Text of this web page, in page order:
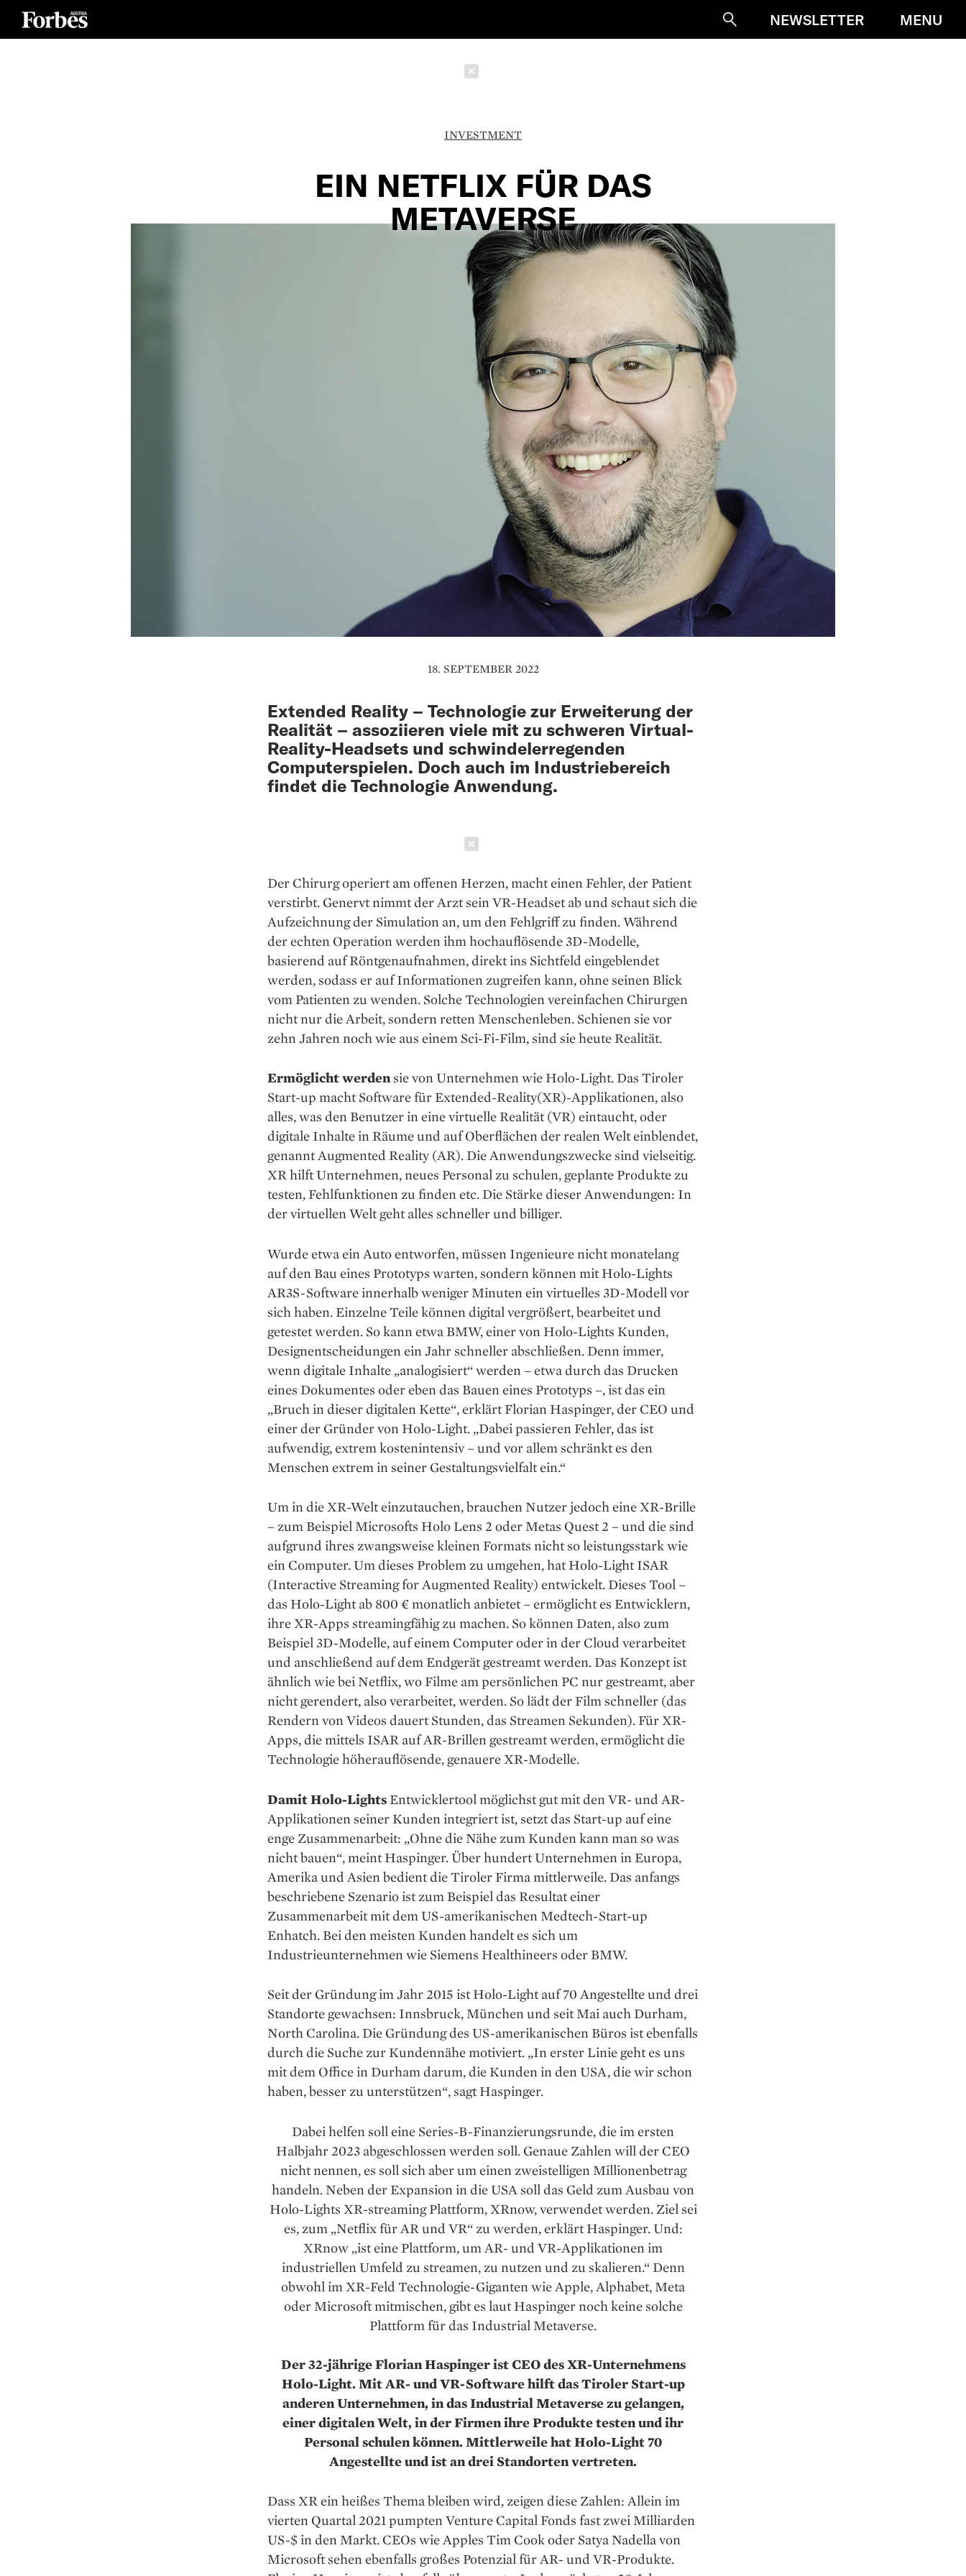
SucheNEWSLETTER MENU
INVESTMENT
EIN NETFLIX FÜR DAS
METAVERSE
18. SEPTEMBER 2022
Extended Reality – Technologie zur Erweiterung der
Realität – assoziieren viele mit zu schweren Virtual-
Reality-Headsets und schwindelerregenden
Computerspielen. Doch auch im Industriebereich
findet die Technologie Anwendung.
Der Chirurg operiert am offenen Herzen, macht einen Fehler, der Patient
verstirbt. Genervt nimmt der Arzt sein VR-Headset ab und schaut sich die
Aufzeichnung der Simulation an, um den Fehlgriff zu finden. Während
der echten Operation werden ihm hochauflösende 3D-Modelle,
basierend auf Röntgenaufnahmen, direkt ins Sichtfeld eingeblendet
werden, sodass er auf Informationen zugreifen kann, ohne seinen Blick
vom Patienten zu wenden. Solche Technologien vereinfachen Chirurgen
nicht nur die Arbeit, sondern retten Menschenleben. Schienen sie vor
zehn Jahren noch wie aus einem Sci-Fi-Film, sind sie heute Realität.
Ermöglicht werdensie von Unternehmen wie Holo-Light. Das Tiroler
Start-up macht Software für Extended-Reality(XR)-Applikationen, also
alles, was den Benutzer in eine virtuelle Realität (VR) eintaucht, oder
digitale Inhalte in Räume und auf Oberflächen der realen Welt einblendet,
genannt Augmented Reality (AR). Die Anwendungszwecke sind vielseitig.
XR hilft Unternehmen, neues Personal zu schulen, geplante Produkte zu
testen, Fehlfunktionen zu finden etc. Die Stärke dieser Anwendungen: In
der virtuellen Welt geht alles schneller und billiger.
Wurde etwa ein Auto entworfen, müssen Ingenieure nicht monatelang
auf den Bau eines Prototyps warten, sondern können mit Holo-Lights
AR3S-Software innerhalb weniger Minuten ein virtuelles 3D-Modell vor
sich haben. Einzelne Teile können digital vergrößert, bearbeitet und
getestet werden. So kann etwa BMW, einer von Holo-Lights Kunden,
Designentscheidungen ein Jahr schneller abschließen. Denn immer,
wenn digitale Inhalte „analogisiert“ werden – etwa durch das Drucken
eines Dokumentes oder eben das Bauen eines Prototyps –, ist das ein
„Bruch in dieser digitalen Kette“, erklärt Florian Haspinger, der CEO und
einer der Gründer von Holo-Light. „Dabei passieren Fehler, das ist
aufwendig, extrem kostenintensiv – und vor allem schränkt es den
Menschen extrem in seiner Gestaltungsvielfalt ein.“
Um in die XR-Welt einzutauchen, brauchen Nutzer jedoch eine XR-Brille
– zum Beispiel Microsofts Holo Lens 2 oder Metas Quest 2 – und die sind
aufgrund ihres zwangsweise kleinen Formats nicht so leistungsstark wie
ein Computer. Um dieses Problem zu umgehen, hat Holo-Light ISAR
(Interactive Streaming for Augmented Reality) entwickelt. Dieses Tool –
das Holo-Light ab 800 € monatlich anbietet – ermöglicht es Entwicklern,
ihre XR-Apps streamingfähig zu machen. So können Daten, also zum
Beispiel 3D-Modelle, auf einem Computer oder in der Cloud verarbeitet
und anschließend auf dem Endgerät gestreamt werden. Das Konzept ist
ähnlich wie bei Netflix, wo Filme am persönlichen PC nur gestreamt, aber
nicht gerendert, also verarbeitet, werden. So lädt der Film schneller (das
Rendern von Videos dauert Stunden, das Streamen Sekunden). Für XR-
Apps, die mittels ISAR auf AR-Brillen gestreamt werden, ermöglicht die
Technologie höherauflösende, genauere XR-Modelle.
Damit Holo-LightsEntwicklertool möglichst gut mit den VR- und AR-
Applikationen seiner Kunden integriert ist, setzt das Start-up auf eine
enge Zusammenarbeit: „Ohne die Nähe zum Kunden kann man so was
nicht bauen“, meint Haspinger. Über hundert Unternehmen in Europa,
Amerika und Asien bedient die Tiroler Firma mittlerweile. Das anfangs
beschriebene Szenario ist zum Beispiel das Resultat einer
Zusammenarbeit mit dem US-amerikanischen Medtech-Start-up
Enhatch. Bei den meisten Kunden handelt es sich um
Industrieunternehmen wie Siemens Healthineers oder BMW.
Seit der Gründung im Jahr 2015 ist Holo-Light auf 70 Angestellte und drei
Standorte gewachsen: Innsbruck, München und seit Mai auch Durham,
North Carolina. Die Gründung des US-amerikanischen Büros ist ebenfalls
durch die Suche zur Kundennähe motiviert. „In erster Linie geht es uns
mit dem Office in Durham darum, die Kunden in den USA, die wir schon
haben, besser zu unterstützen“, sagt Haspinger.
Dabei helfen soll eine Series-B-Finanzierungsrunde, die im ersten
Halbjahr 2023 abgeschlossen werden soll. Genaue Zahlen will der CEO
nicht nennen, es soll sich aber um einen zweistelligen Millionenbetrag
handeln. Neben der Expansion in die USA soll das Geld zum Ausbau von
Holo-Lights XR-streaming Plattform, XRnow, verwendet werden. Ziel sei
es, zum „Netflix für AR und VR“ zu werden, erklärt Haspinger. Und:
XRnow „ist eine Plattform, um AR- und VR-Applikationen im
industriellen Umfeld zu streamen, zu nutzen und zu skalieren.“ Denn
obwohl im XR-Feld Technologie-Giganten wie Apple, Alphabet, Meta
oder Microsoft mitmischen, gibt es laut Haspinger noch keine solche
Plattform für das Industrial Metaverse.
Der 32-jährige Florian Haspinger ist CEO des XR-Unternehmens
Holo-Light. Mit AR- und VR-Software hilft das Tiroler Start-up
anderen Unternehmen, in das Industrial Metaverse zu gelangen,
einer digitalen Welt, in der Firmen ihre Produkte testen und ihr
Personal schulen können. Mittlerweile hat Holo-Light 70
Angestellte und ist an drei Standorten vertreten.
Dass XR ein heißes Thema bleiben wird, zeigen diese Zahlen: Allein im
vierten Quartal 2021 pumpten Venture Capital Fonds fast zwei Milliarden
US-$ in den Markt. CEOs wie Apples Tim Cook oder Satya Nadella von
Microsoft sehen ebenfalls großes Potenzial für AR- und VR-Produkte.